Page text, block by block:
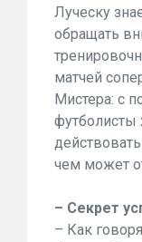
Луческу
обращать
матчей
Мистера: с
футболисты
чем может
– Секрет
– Как